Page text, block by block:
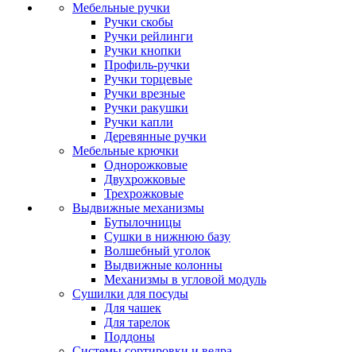
Мебельные ручки
Ручки скобы
Ручки рейлинги
Ручки кнопки
Профиль-ручки
Ручки торцевые
Ручки врезные
Ручки ракушки
Ручки капли
Деревянные ручки
Мебельные крючки
Однорожковые
Двухрожковые
Трехрожковые
Выдвижные механизмы
Бутылочницы
Сушки в нижнюю базу
Волшебный уголок
Выдвижные колонны
Механизмы в угловой модуль
Сушилки для посуды
Для чашек
Для тарелок
Поддоны